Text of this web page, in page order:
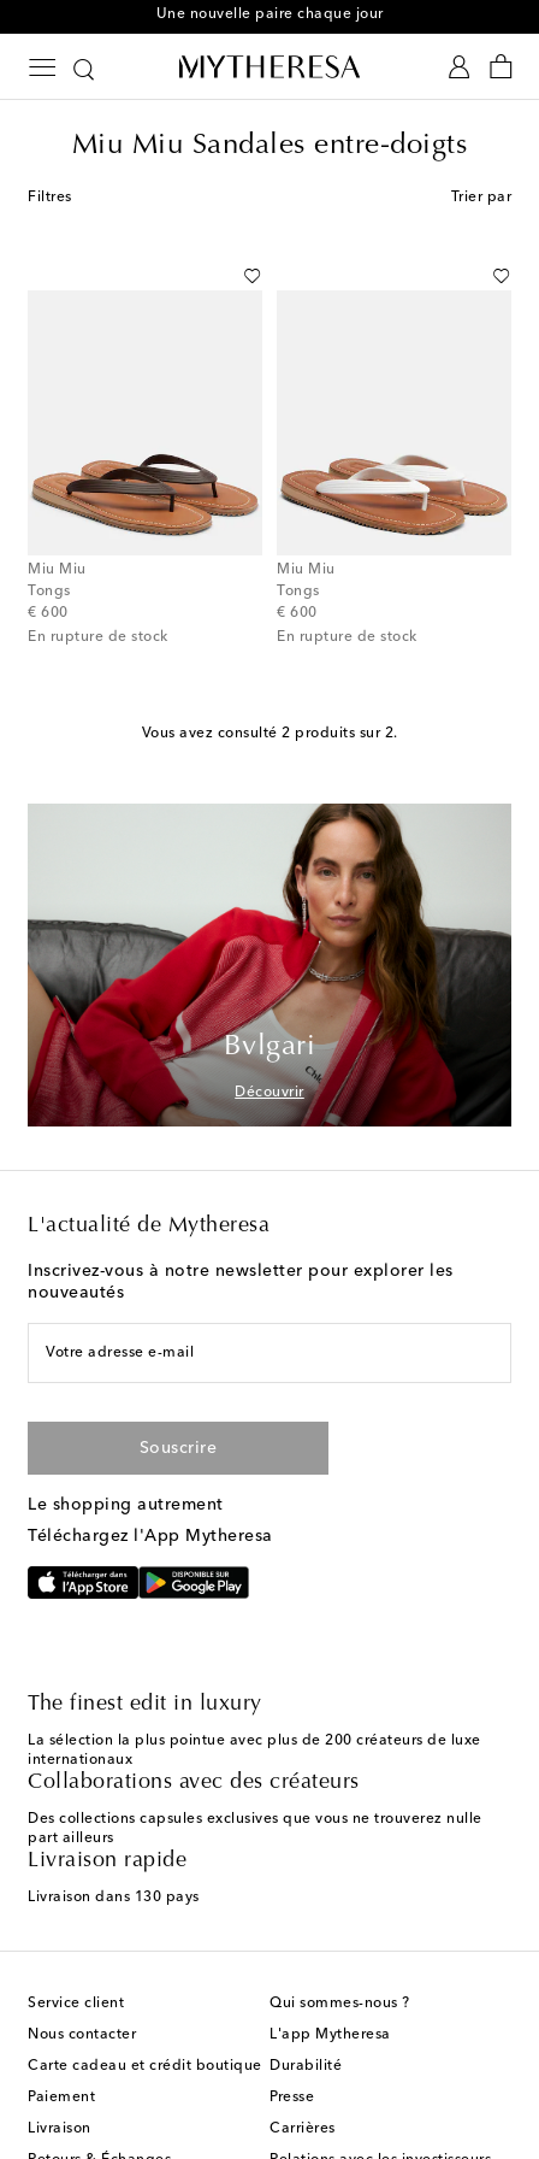
Une nouvelle paire chaque jour
Miu Miu Sandales entre-doigts
Filtres Trier par
Miu Miu
Tongs
€ 600
original price
En rupture de stock
Miu Miu
Tongs
€ 600
original price
En rupture de stock
Vous avez consulté 2 produits sur 2.
Bvlgari
Découvrir
L'actualité de Mytheresa
Inscrivez-vous à notre newsletter pour explorer les
nouveautés
Votre adresse e-mail
Souscrire
Le shopping autrement
Téléchargez l'App Mytheresa
The finest edit in luxury
La sélection la plus pointue avec plus de 200 créateurs de luxe
internationaux
Collaborations avec des créateurs
Des collections capsules exclusives que vous ne trouverez nulle
part ailleurs
Livraison rapide
Livraison dans 130 pays
Service client
Nous contacter
Carte cadeau et crédit boutique
Paiement
Livraison
Qui sommes-nous ?
L'app Mytheresa
Durabilité
Presse
Carrières